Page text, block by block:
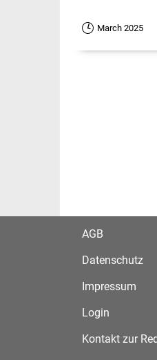
March 2025
AGB
Datenschutz
Impressum
Login
Kontakt zur